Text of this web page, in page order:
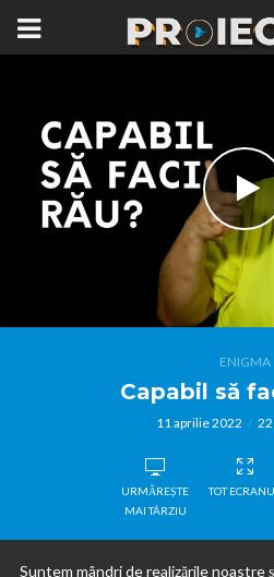
ENIGMA
Capabil să
11 aprilie 2022
URMĂREȘTE
MAI TÂRZIU
TOT
Suntem mândri de realizările